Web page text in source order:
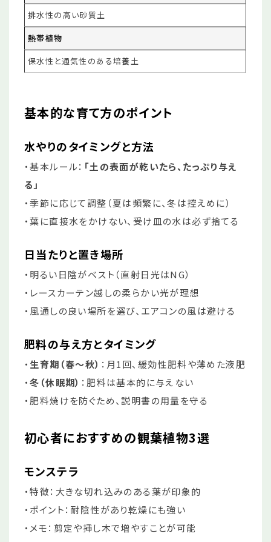
排水性の高い砂質土
熱帯植物
保水性と通気性のある培養土
基本的な育て方のポイント
水やりのタイミングと方法
・基本ルール： 「土の表面が乾いたら、たっぷり与え
る」
・季節に応じて調整（夏は頻繁に、冬は控えめに）
・葉に直接水をかけない、受け皿の水は必ず捨てる
日当たりと置き場所
・明るい日陰がベスト（直射日光はNG）
・レースカーテン越しの柔らかい光が理想
・風通しの良い場所を選び、エアコンの風は避ける
肥料の与え方とタイミング
・ 生育期（春〜秋） ：月1回、緩効性肥料や薄めた液肥
・冬（休眠期） ：肥料は基本的に与えない
・肥料焼けを防ぐため、説明書の用量を守る
初心者におすすめの観葉植物3選
モンステラ
・特徴：大きな切れ込みのある葉が印象的
・ポイント：耐陰性があり乾燥にも強い
・メモ：剪定や挿し木で増やすことが可能